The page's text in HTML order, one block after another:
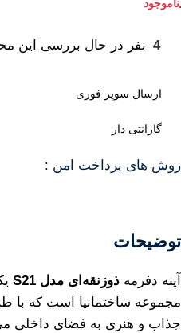
4 نفر در حال بررسی این
ارسال سوپر فوری
گارانتی دار
روش های پرداخت امن :
توضیحات
آینه دفرمه ذوزنقه‌ای مدل S21
مجموعه ساختمانیا است که با
جذاب و هنری به فضای داخلی